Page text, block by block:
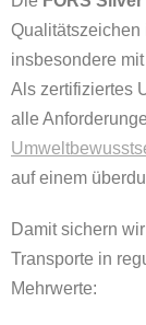
Qualitätszeichen
insbesondere
Als zertifiziertes
alle
auf einem
Damit sichern
Transporte in
Mehrwerte: